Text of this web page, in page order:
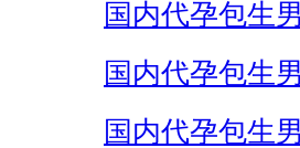
国内代孕包生
国内代孕包生
国内代孕包生